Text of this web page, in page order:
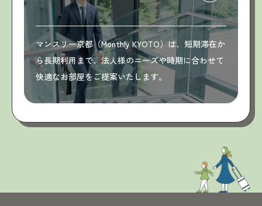
マンスリー京都（Monthly KYOTO）は、短期滞在か
ら長期利用まで、法人様のニーズや時期に合わせて
快適なお部屋をご提案いたします。